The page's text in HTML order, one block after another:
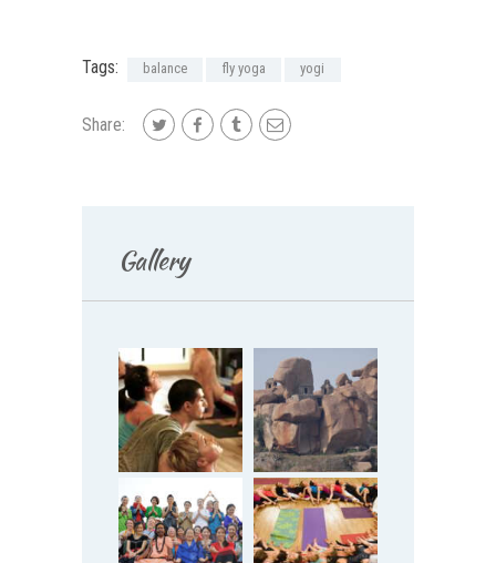
Tags: balance fly yoga yogi
Share:
Gallery